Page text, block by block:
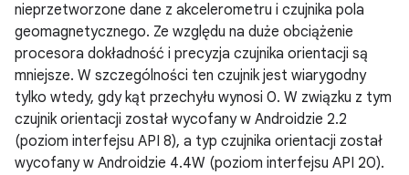
nieprzetworzone dane z akcelerometru i czujnika pola
geomagnetycznego. Ze względu na duże obciążenie
procesora dokładność i precyzja czujnika orientacji są
mniejsze. W szczególności ten czujnik jest wiarygodny
tylko wtedy, gdy kąt przechyłu wynosi 0. W związku z tym
czujnik orientacji został wycofany w Androidzie 2.2
(poziom interfejsu API 8), a typ czujnika orientacji został
wycofany w Androidzie 4.4W (poziom interfejsu API 20).